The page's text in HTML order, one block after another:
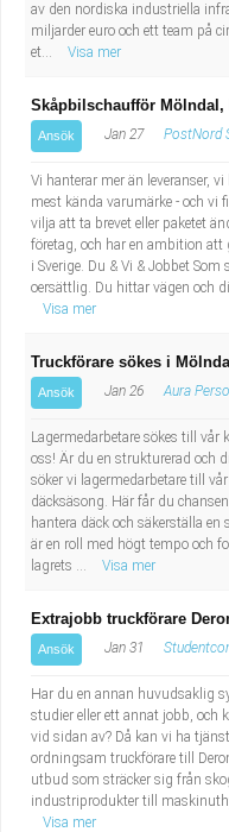
av den nordiska industriella
miljarder euro och ett team på
et...
Visa mer
Skåpbilschaufför Mölndal,
Ansök Jan 27 PostNord
Vi hanterar mer än leveranser,
mest kända varumärke - och vi
vilja att ta brevet eller paketet
företag, och har en ambition att
i Sverige. Du & Vi & Jobbet
oersättlig. Du hittar vägen och
Visa mer
Truckförare sökes i
Ansök Jan 26 Aura
Lagermedarbetare sökes till
oss! Är du en strukturerad och
söker vi lagermedarbetare till
däcksäsong. Här får du
hantera däck och säkerställa
är en roll med högt tempo och
lagrets ...
Visa mer
Extrajobb truckförare
Ansök Jan 31
Har du en annan huvudsaklig
studier eller ett annat jobb, och
vid sidan av? Då kan vi ha
ordningsam truckförare till
utbud som sträcker sig från
industriprodukter till
Visa mer